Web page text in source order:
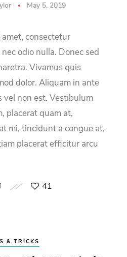
May 5, 2019
consectetur
odio nulla. Donec sed
Vivamus quis
dolor. Aliquam in ante
vel non est. Vestibulum
placerat quam at,
mi, tincidunt a congue at,
placerat efficitur arcu
41
& TRICKS